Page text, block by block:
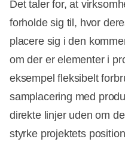
Det taler for, at
forholde sig til, hvor
placere sig i den
om der er elementer i
eksempel fleksibelt
samplacering med
direkte linjer uden om
styrke projektets